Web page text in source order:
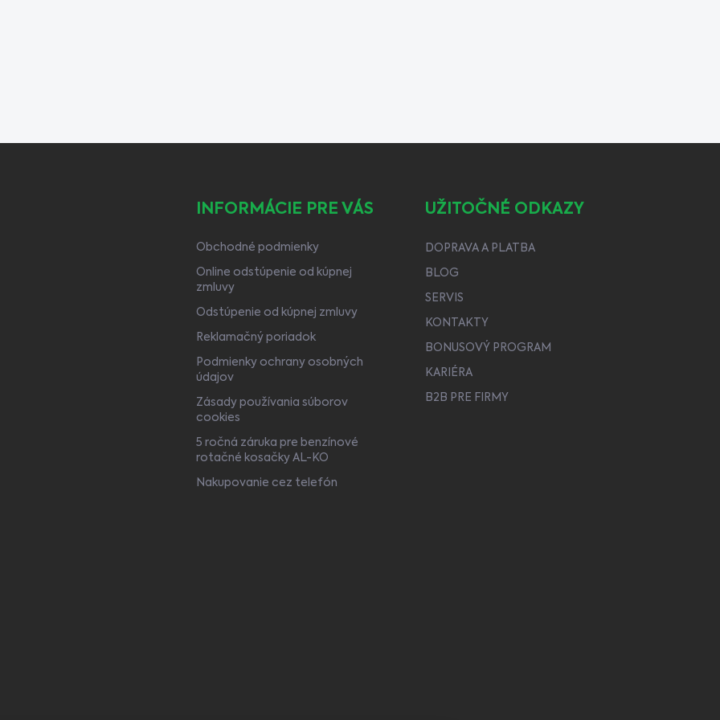
INFORMÁCIE PRE VÁS
Obchodné podmienky
Online odstúpenie od kúpnej
zmluvy
Odstúpenie od kúpnej zmluvy
Reklamačný poriadok
Podmienky ochrany osobných
údajov
Zásady používania súborov
cookies
5 ročná záruka pre benzínové
rotačné kosačky AL-KO
Nakupovanie cez telefón
UŽITOČNÉ ODKAZY
DOPRAVA A PLATBA
BLOG
SERVIS
KONTAKTY
BONUSOVÝ PROGRAM
KARIÉRA
B2B PRE FIRMY